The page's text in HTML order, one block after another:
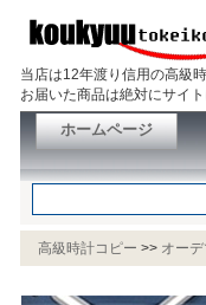
当店は12年渡り信用の高級
お届いた商品は絶対にサイ
ホームページ
高級時計コピー >> オー